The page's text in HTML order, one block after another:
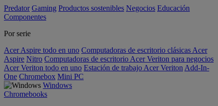
Predator Gaming Productos sostenibles Negocios Educación
Componentes
Por serie
Acer Aspire todo en uno Computadoras de escritorio clásicas Acer
Aspire Nitro Computadoras de escritorio Acer Veriton para negocios
Acer Veriton todo en uno Estación de trabajo Acer Veriton Add-In-
One Chromebox Mini PC
Windows
Chromebooks